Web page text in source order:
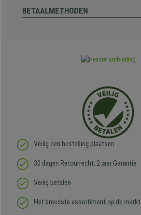
BETAALMETHODEN
Veilig een bestelling plaatsen
30 dagen Retourrecht, 2 jaar Garantie
Veilig betalen
Het breedste assortiment op de markt